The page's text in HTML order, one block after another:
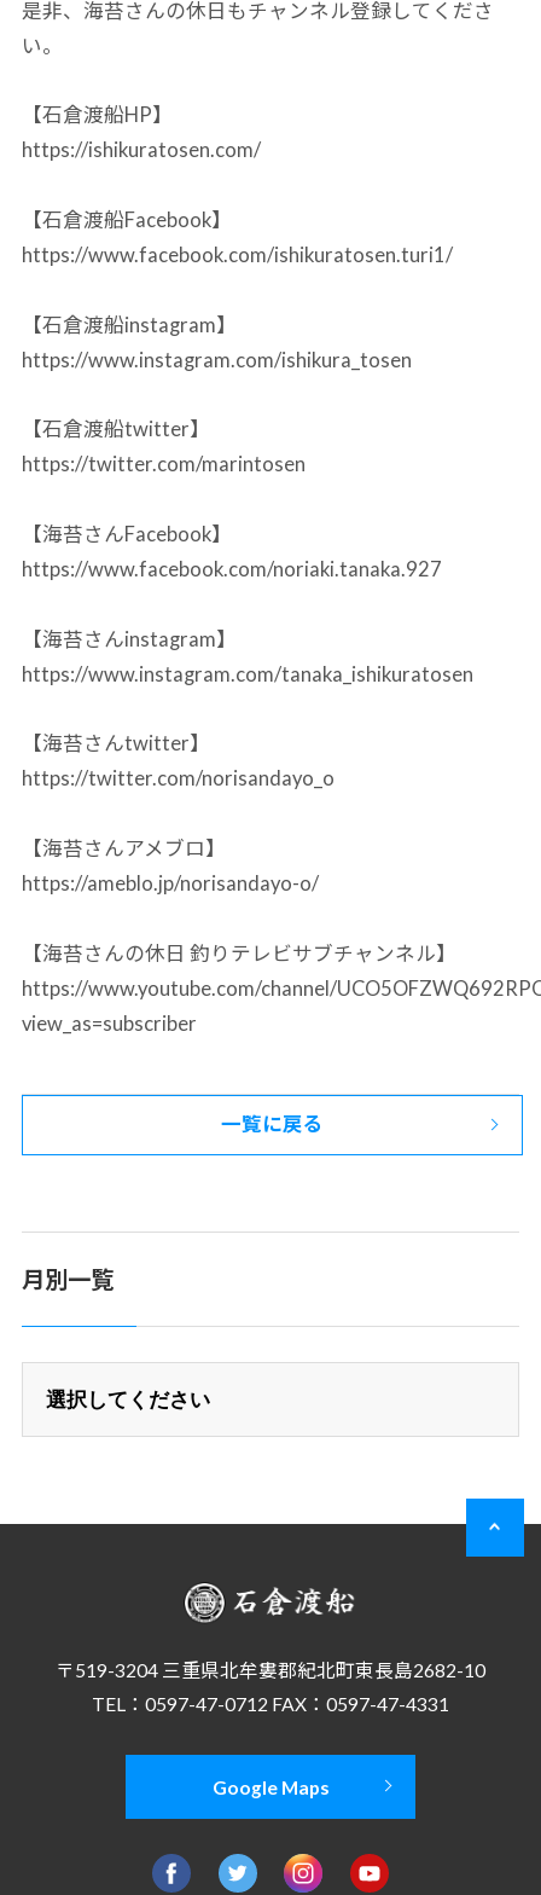
是非、海苔さんの休日もチャンネル登録してくださ
い。
【石倉渡船HP】
https://ishikuratosen.com/
【石倉渡船Facebook】
https://www.facebook.com/ishikuratosen.turi1/
【石倉渡船instagram】
https://www.instagram.com/ishikura_tosen
【石倉渡船twitter】
https://twitter.com/marintosen
【海苔さんFacebook】
https://www.facebook.com/noriaki.tanaka.927
【海苔さんinstagram】
https://www.instagram.com/tanaka_ishikuratosen
【海苔さんtwitter】
https://twitter.com/norisandayo_o
【海苔さんアメブロ】
https://ameblo.jp/norisandayo-o/
【海苔さんの休日 釣りテレビサブチャンネル】
https://www.youtube.com/channel/
view_as=subscriber
一覧に戻る
月別一覧
〒519-3204 三重県北牟婁郡紀北町東長島2682-10
TEL：0597-47-0712 FAX：0597-47-4331
Google Maps